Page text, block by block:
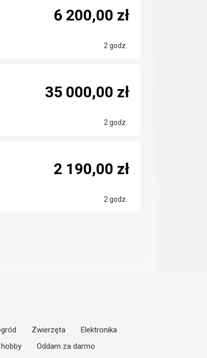
2 godz.
6 200,00 zł
2 godz.
35 000,00 zł
2 godz.
2 190,00 zł
Zwierzęta
Elektronika
Oddam za darmo